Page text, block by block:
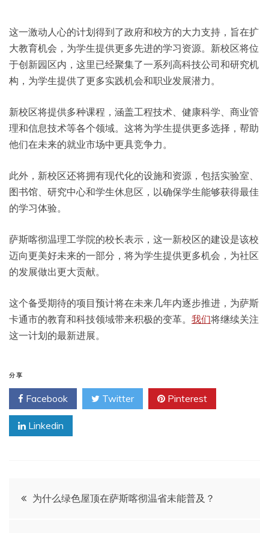
这一激动人心的计划得到了政府和校方的大力支持，旨在扩
大教育机会，为学生提供更多先进的学习资源。新校区将位
于创新园区内，这里已经聚集了一系列高科技公司和研究机
构，为学生提供了更多实践机会和职业发展潜力。
新校区将提供多种课程，涵盖工程技术、健康科学、商业管
理和信息技术等各个领域。这将为学生提供更多选择，帮助
他们在未来的就业市场中更具竞争力。
此外，新校区还将拥有现代化的设施和资源，包括实验室、
图书馆、研究中心和学生休息区，以确保学生能够获得最佳
的学习体验。
萨斯喀彻温理工学院的校长表示，这一新校区的建设是该校
迈向更美好未来的一部分，将为学生提供更多机会，为社区
的发展做出更大贡献。
这个备受期待的项目预计将在未来几年内逐步推进，为萨斯
卡通市的教育和科技领域带来积极的变革。 我们将继续关注
这一计划的最新进展。
分享
Facebook Twitter Pinterest
Linkedin
文 为什么绿色屋顶在萨斯喀彻温省未能普及？